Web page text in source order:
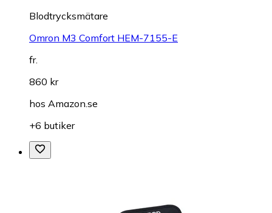
Blodtrycksmätare
Omron M3 Comfort HEM-7155-E
fr.
860 kr
hos Amazon.se
+6 butiker